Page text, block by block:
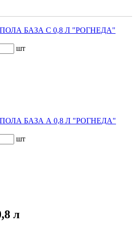
БАЗА С 0,8 Л "РОГНЕДА"
шт
БАЗА А 0,8 Л "РОГНЕДА"
шт
л